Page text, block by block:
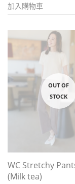
加入購物車
WC Stretchy
(Milk tea)